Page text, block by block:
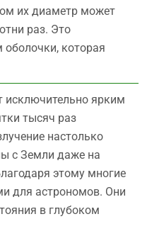
их диаметр может
раз. Это
которая
исключительно ярким
тысяч раз
настолько
с Земли даже на
этому многие
для астрономов. Они
в глубоком